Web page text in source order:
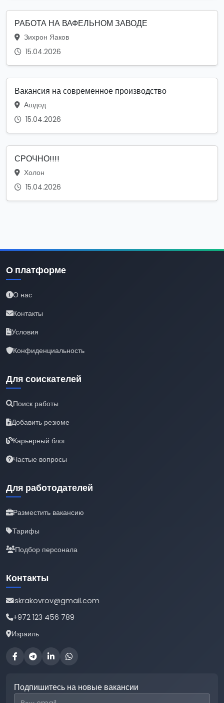
РАБОТА НА ВАФЕЛЬНОМ ЗАВОДЕ
Зихрон Яаков
15.04.2026
Вакансия на современное производство
Ашдод
15.04.2026
СРОЧНО!!!!
Холон
15.04.2026
О платформе
О нас
Контакты
Условия
Конфиденциальность
Для соискателей
Поиск работы
Добавить резюме
Карьерный блог
Частые вопросы
Для работодателей
Разместить вакансию
Тарифы
Подбор персонала
Контакты
iskrakovrov@gmail.com
+972 123 456 789
Израиль
Подпишитесь на новые вакансии
Email для подписки